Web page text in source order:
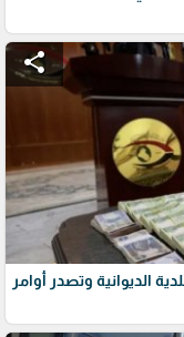
share
الديوانية وتصدر أوامر